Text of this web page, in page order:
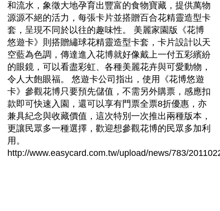
和流水，象徵大地孕育出豐富的食物寶藏，提供萬物
源源不絕的活力，每張卡片並搭贈百合花精靈造型卡
套，呈現不同於以往的趣味性。 美麗家園版《花博
悠遊卡》則搭贈繡球花精靈造型卡套，卡片設計以天
空藍為色調，傳達進入花博就好像戴上一付五彩繽紛
的眼鏡，可以看盡彩虹、各種美麗花卉與可愛動物，
令人大飽眼福。 悠遊卡公司指出，使用《花博悠遊
卡》參觀花博只要預先儲值，不需另外購票，感應扣
款即可快速入園，還可以享有門票全票8折優惠，亦
兼具紀念與收藏價值，這次特別一次推出兩種版本，
更讓民眾多一種選擇，歡迎想參觀花博的民眾多加利
用。
http://www.easycard.com.tw/upload/news/783/